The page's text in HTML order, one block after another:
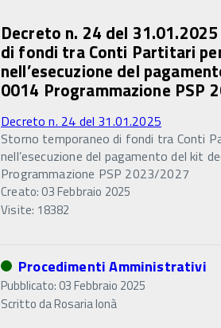
Decreto n. 24 del
di fondi tra Conti Partitari
nell’esecuzione del
0014 Programmazione PSP
Decreto n. 24 del 31.01.2025
Storno temporaneo di fondi tra Conti
nell’esecuzione del pagamento del kit
Programmazione PSP 2023/2027
Creato: 03 Febbraio 2025
Visite: 18382
Procedimenti Amministrativi
Pubblicato: 03 Febbraio 2025
Scritto daRosaria Ionà